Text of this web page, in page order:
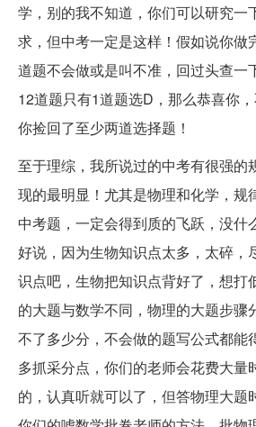
学，别的我不知道，你们可以研究一
求，但中考一定是这样！假如说你做
道题不会做或是叫不准，回过头查一
12道题只有1道题选D，那么恭喜你
你捡回了至少两道选择题！
至于理综，我所说过的中考有很强的
现的最明显！尤其是物理和化学，规
中考题，一定会得到质的飞跃，没什
好说，因为生物知识点太多，太碎，
识点吧，生物把知识点背好了，想打
的大题与数学不同，物理的大题步骤
不了多少分，不会做的题写公式都能
多抓采分点，你们的老师会花费大量
的，认真听就可以了，但答物理大题